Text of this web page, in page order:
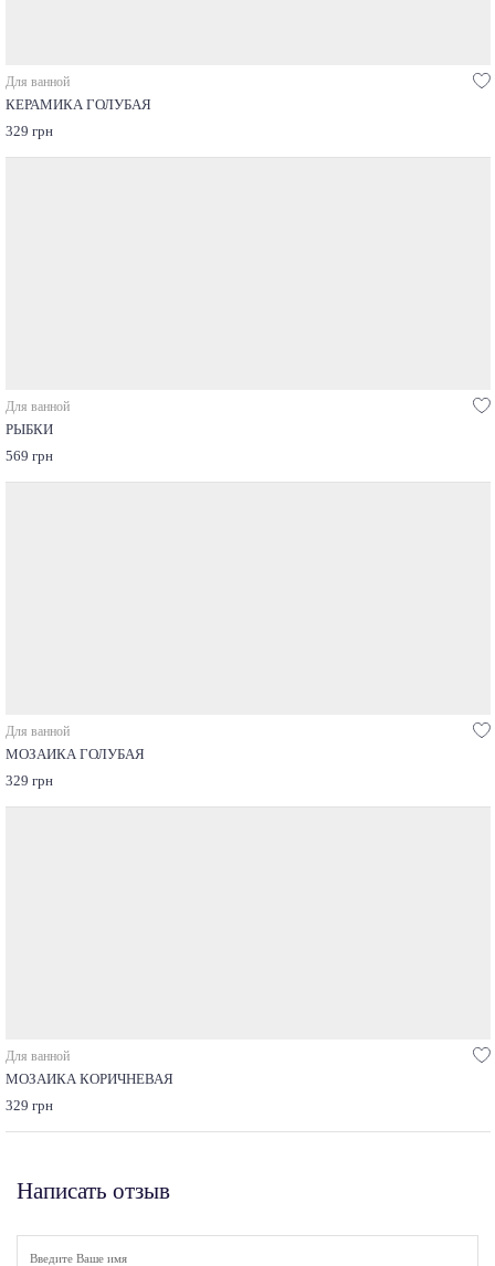
Для ванной
КЕРАМИКА ГОЛУБАЯ
329 грн
Для ванной
РЫБКИ
569 грн
Для ванной
МОЗАИКА ГОЛУБАЯ
329 грн
Для ванной
МОЗАИКА КОРИЧНЕВАЯ
329 грн
Написать отзыв